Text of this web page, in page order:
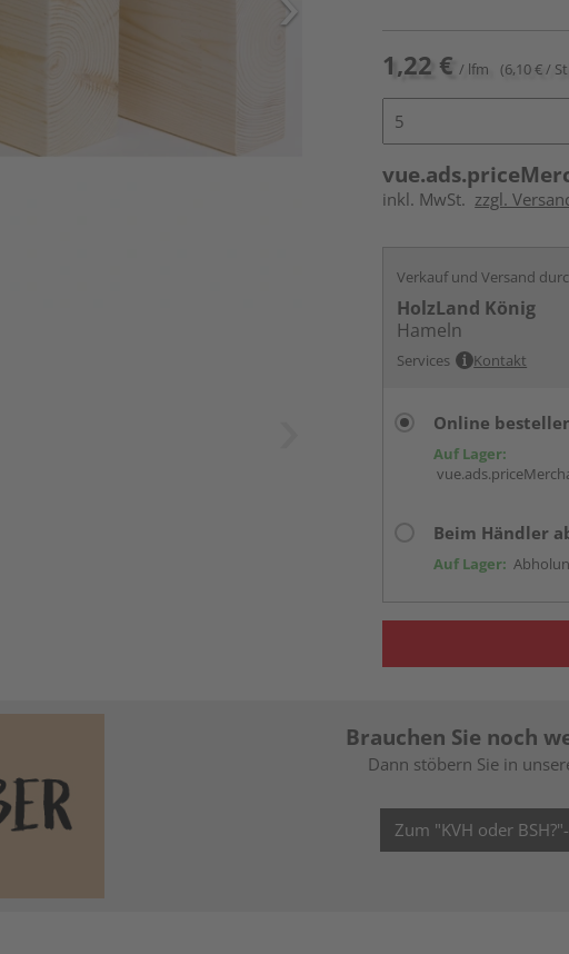
1,22 € / lfm (6,10 € /
inkl. MwSt. zzgl.
Verkauf und Versand
HolzLand König
Hameln
Services Kontakt
Online
Auf Lager:
Beim Händler
Auf Lager:
Brauchen Sie noch
Dann stöbern Sie in
Zum "KVH oder